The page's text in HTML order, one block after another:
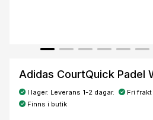
Adidas CourtQuick Padel
I lager. Leverans 1-2 dagar. Fri frakt
Finns i butik